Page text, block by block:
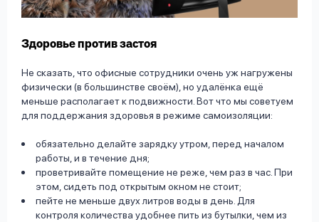
Здоровье против застоя
Не сказать, что офисные сотрудники очень уж нагружены
физически (в большинстве своём), но удалёнка ещё
меньше располагает к подвижности. Вот что мы советуем
для поддержания здоровья в режиме самоизоляции:
обязательно делайте зарядку утром, перед началом
работы, и в течение дня;
проветривайте помещение не реже, чем раз в час. При
этом, сидеть под открытым окном не стоит;
пейте не меньше двух литров воды в день. Для
контроля количества удобнее пить из бутылки, чем из